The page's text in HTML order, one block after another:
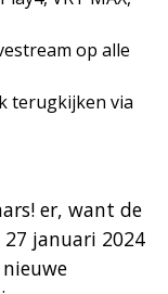
op alle
terugkijken via
er, want de
januari 2024